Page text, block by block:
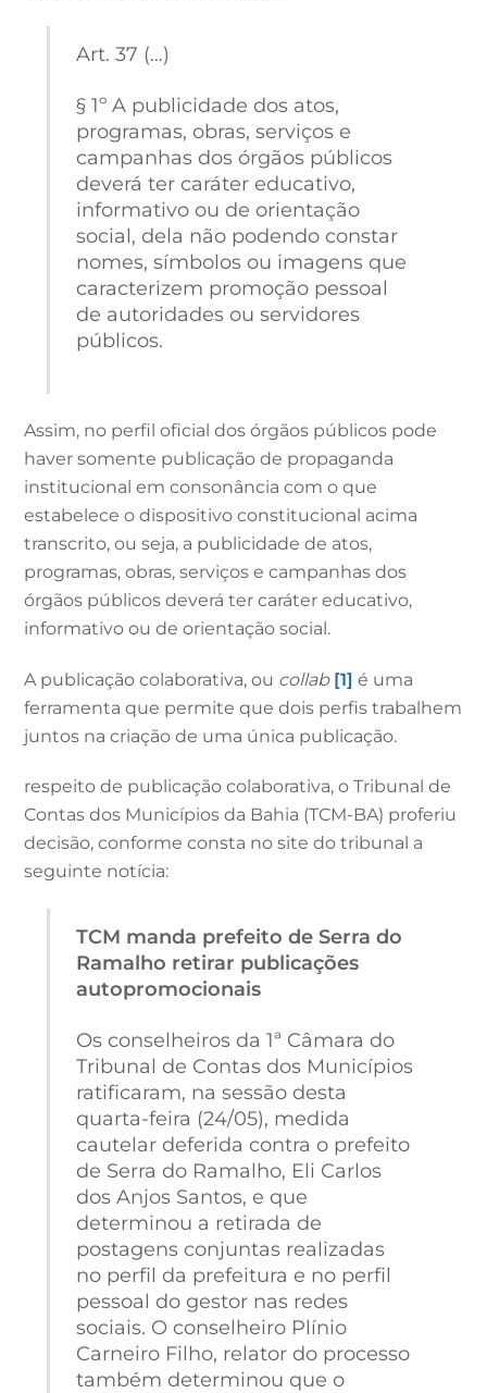
Art. 37 (…)
§ 1º A publicidade dos atos,
programas, obras, serviços e
campanhas dos órgãos públicos
deverá ter caráter educativo,
informativo ou de orientação
social, dela não podendo constar
nomes, símbolos ou imagens que
caracterizem promoção pessoal
de autoridades ou servidores
públicos.
Assim, no perfil oficial dos órgãos públicos pode
haver somente publicação de propaganda
institucional em consonância com o que
estabelece o dispositivo constitucional acima
transcrito, ou seja, a publicidade de atos,
programas, obras, serviços e campanhas dos
órgãos públicos deverá ter caráter educativo,
informativo ou de orientação social.
A publicação colaborativa, ou collab [1] é uma
ferramenta que permite que dois perfis trabalhem
juntos na criação de uma única publicação.
respeito de publicação colaborativa, o Tribunal de
Contas dos Municípios da Bahia (TCM-BA) proferiu
decisão, conforme consta no site do tribunal a
seguinte notícia:
TCM manda prefeito de Serra do
Ramalho retirar publicações
autopromocionais
Os conselheiros da 1ª Câmara do
Tribunal de Contas dos Municípios
ratificaram, na sessão desta
quarta-feira (24/05), medida
cautelar deferida contra o prefeito
de Serra do Ramalho, Eli Carlos
dos Anjos Santos, e que
determinou a retirada de
postagens conjuntas realizadas
no perfil da prefeitura e no perfil
pessoal do gestor nas redes
sociais. O conselheiro Plínio
Carneiro Filho, relator do processo
também determinou que o